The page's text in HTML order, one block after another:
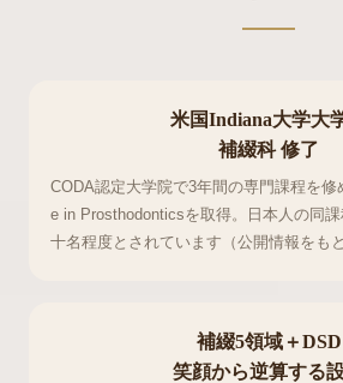
米国Indiana大学大
補綴科 修了
CODA認定大学院で3年間の専門課程を
e in Prosthodonticsを取得。日本人の同
十名程度とされています（公開情報をも
補綴5領域＋DSD
笑顔から逆算する